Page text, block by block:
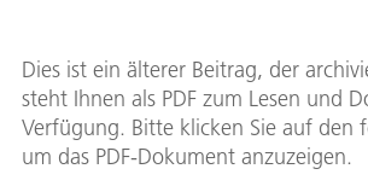
Dies ist ein älterer Beitrag, der
steht Ihnen als PDF zum Lesen und
Verfügung. Bitte klicken Sie auf den
um das PDF-Dokument anzuzeigen.